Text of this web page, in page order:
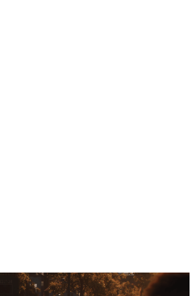
面白い？
氏がゲームの魅力を画面や操作の